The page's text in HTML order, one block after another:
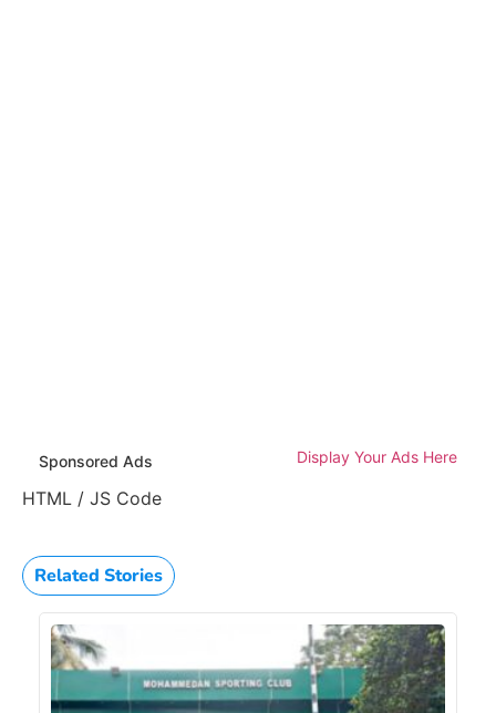
Sponsored Ads Display Your Ads Here
HTML / JS Code
Related Stories